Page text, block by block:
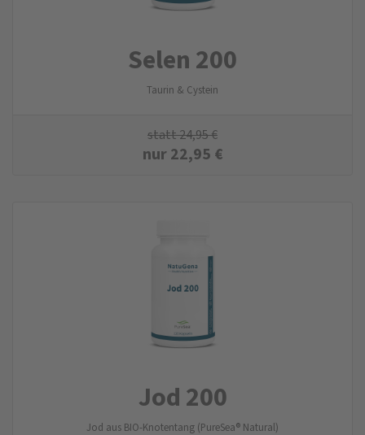
Selen 200
Taurin & Cystein
statt24,95€
nur22,95 €
Jod 200
Jod aus BIO-Knotentang (PureSea® Natural)